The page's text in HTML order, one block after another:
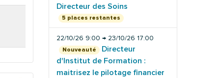
Directeur des Soins
5 places restantes
22/10/26 9:00 → 23/10/26 17:00
Nouveauté
Directeur
d'Institut de Formation :
maitrisez le pilotage financier